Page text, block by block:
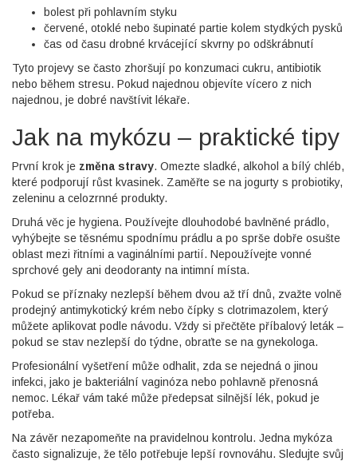
bolest při pohlavním styku
červené, otoklé nebo šupinaté partie kolem stydkých pysků
čas od času drobné krvácející skvrny po odškrábnutí
Tyto projevy se často zhoršují po konzumaci cukru, antibiotik
nebo během stresu. Pokud najednou objevíte vícero z nich
najednou, je dobré navštívit lékaře.
Jak na mykózu – praktické tipy
První krok je změna stravy. Omezte sladké, alkohol a bílý chléb,
které podporují růst kvasinek. Zaměřte se na jogurty s probiotiky,
zeleninu a celozrnné produkty.
Druhá věc je hygiena. Používejte dlouhodobé bavlněné prádlo,
vyhýbejte se těsnému spodnímu prádlu a po sprše dobře osušte
oblast mezi řitními a vaginálními partií. Nepoužívejte vonné
sprchové gely ani deodoranty na intimní místa.
Pokud se příznaky nezlepší během dvou až tří dnů, zvažte volně
prodejný antimykotický krém nebo čípky s clotrimazolem, který
můžete aplikovat podle návodu. Vždy si přečtěte příbalový leták –
pokud se stav nezlepší do týdne, obraťte se na gynekologa.
Profesionální vyšetření může odhalit, zda se nejedná o jinou
infekci, jako je bakteriální vaginóza nebo pohlavně přenosná
nemoc. Lékař vám také může předepsat silnější lék, pokud je
potřeba.
Na závěr nezapomeňte na pravidelnou kontrolu. Jedna mykóza
často signalizuje, že tělo potřebuje lepší rovnováhu. Sledujte svůj